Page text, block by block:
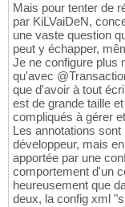
Mais pour tenter de
par KiLVaiDeN,
une vaste question
peut y échapper,
Je ne configure plus
qu'avec
que d'avoir à tout
est de grande taille
compliqués à gérer
Les annotations
développeur, mais
apportée par une
comportement d'un
heureusement que
deux, la config xml